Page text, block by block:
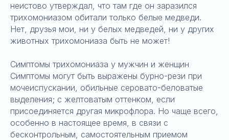
неистово утверждал, что там где он заразился
трихомониазом обитали только белые медведи.
Нет, друзья мои, ни у белых медведей, ни у других
животных трихомониаза быть не может!
Симптомы трихомониаза у мужчин и женщин
Симптомы могут быть выражены бурно-рези при
мочеиспускании, обильные серовато-беловатые
выделения; с желтоватым оттенком, если
присоединяется другая микрофлора. Но чаще всего,
особенно в настоящее время, в связи с
бесконтрольным, самостоятельным приемом